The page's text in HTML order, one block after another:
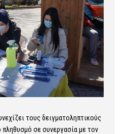
τους δειγματοληπτικούς
πληθυσμό σε συνεργασία με τον